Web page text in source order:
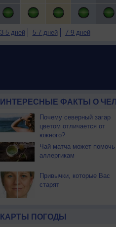
3-5 дней 5-7 дней 7-9 дней
ИНТЕРЕСНЫЕ ФАКТЫ О
Почему северный загар
цветом отличается от
южного?
Чай матча может помочь
аллергикам
Привычки, которые Вас
старят
КАРТЫ ПОГОДЫ